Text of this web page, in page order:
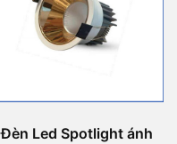
Đèn Led Spotlight ánh